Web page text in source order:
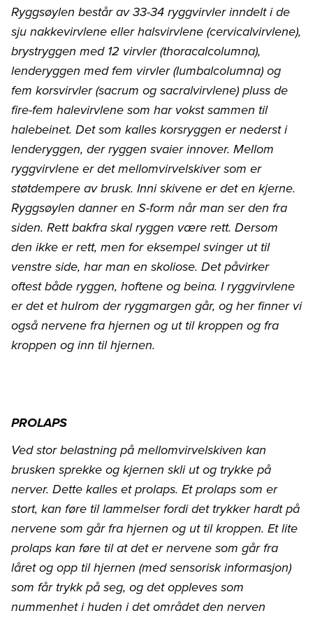
Ryggsøylen består av 33-34 ryggvirvler inndelt i de
sju nakkevirvlene eller halsvirvlene (cervicalvirvlene),
brystryggen med 12 virvler (thoracalcolumna),
lenderyggen med fem virvler (lumbalcolumna) og
fem korsvirvler (sacrum og sacralvirvlene) pluss de
fire-fem halevirvlene som har vokst sammen til
halebeinet. Det som kalles korsryggen er nederst i
lenderyggen, der ryggen svaier innover. Mellom
ryggvirvlene er det mellomvirvelskiver som er
støtdempere av brusk. Inni skivene er det en kjerne.
Ryggsøylen danner en S-form når man ser den fra
siden. Rett bakfra skal ryggen være rett. Dersom
den ikke er rett, men for eksempel svinger ut til
venstre side, har man en skoliose. Det påvirker
oftest både ryggen, hoftene og beina. I ryggvirvlene
er det et hulrom der ryggmargen går, og her finner vi
også nervene fra hjernen og ut til kroppen og fra
kroppen og inn til hjernen.
PROLAPS
Ved stor belastning på mellomvirvelskiven kan
brusken sprekke og kjernen skli ut og trykke på
nerver. Dette kalles et prolaps. Et prolaps som er
stort, kan føre til lammelser fordi det trykker hardt på
nervene som går fra hjernen og ut til kroppen. Et lite
prolaps kan føre til at det er nervene som går fra
låret og opp til hjernen (med sensorisk informasjon)
som får trykk på seg, og det oppleves som
nummenhet i huden i det området den nerven